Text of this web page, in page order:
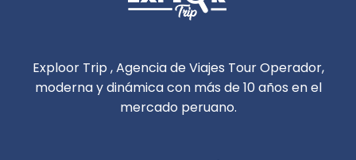
Exploor Trip , Agencia de Viajes Tour Operador,
moderna y dinámica con más de 10 años en el
mercado peruano.